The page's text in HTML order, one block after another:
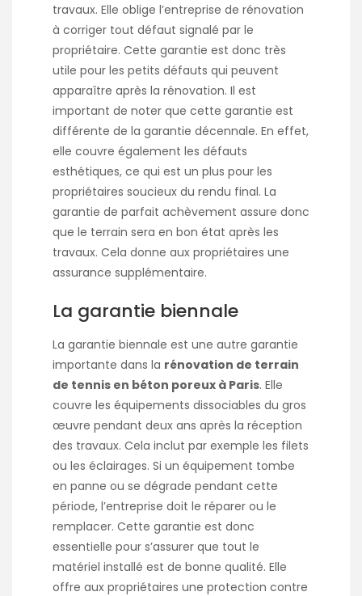
travaux. Elle oblige l’entreprise de rénovation
à corriger tout défaut signalé par le
propriétaire. Cette garantie est donc très
utile pour les petits défauts qui peuvent
apparaître après la rénovation. Il est
important de noter que cette garantie est
différente de la garantie décennale. En effet,
elle couvre également les défauts
esthétiques, ce qui est un plus pour les
propriétaires soucieux du rendu final. La
garantie de parfait achèvement assure donc
que le terrain sera en bon état après les
travaux. Cela donne aux propriétaires une
assurance supplémentaire.
La garantie biennale
La garantie biennale est une autre garantie
importante dans la rénovation de terrain
de tennis en béton poreux à Paris. Elle
couvre les équipements dissociables du gros
œuvre pendant deux ans après la réception
des travaux. Cela inclut par exemple les filets
ou les éclairages. Si un équipement tombe
en panne ou se dégrade pendant cette
période, l’entreprise doit le réparer ou le
remplacer. Cette garantie est donc
essentielle pour s’assurer que tout le
matériel installé est de bonne qualité. Elle
offre aux propriétaires une protection contre